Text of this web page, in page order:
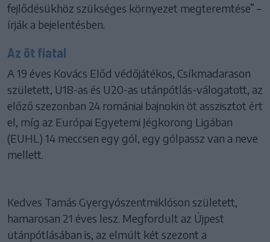
fejlődésükhöz szükséges környezet megteremtése” –
írják a bejelentésben.
Az öt fiatal
A 19 éves Kovács Előd védőjátékos, Csíkmadarason
született, U18-as és U20-as utánpótlás-válogatott, az
előző szezonban 24 romániai bajnokin öt asszisztot ért
el, míg az Európai Egyetemi Jégkorong Ligában
(EUHL) 14 meccsen egy gól, egy gólpassz van a neve
mellett.
Kedves Tamás Gyergyószentmiklóson született,
hamarosan 21 éves lesz. Megfordult az Újpest
utánpótlásában is, az elmúlt két szezont a